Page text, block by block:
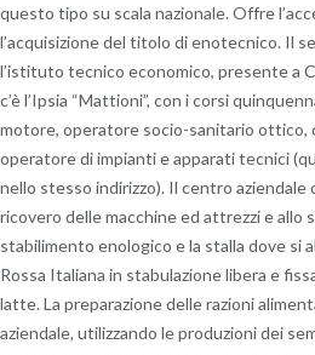
questo tipo su scala nazionale. Offre
l’acquisizione del titolo di enotecnico. Il
l’istituto tecnico economico, presente a
c’è l’Ipsia “Mattioni”, con i corsi
motore, operatore socio-sanitario ottico,
operatore di impianti e apparati tecnici
nello stesso indirizzo). Il centro aziendale
ricovero delle macchine ed attrezzi e allo
stabilimento enologico e la stalla dove si
Rossa Italiana in stabulazione libera e
latte. La preparazione delle razioni
aziendale, utilizzando le produzioni dei